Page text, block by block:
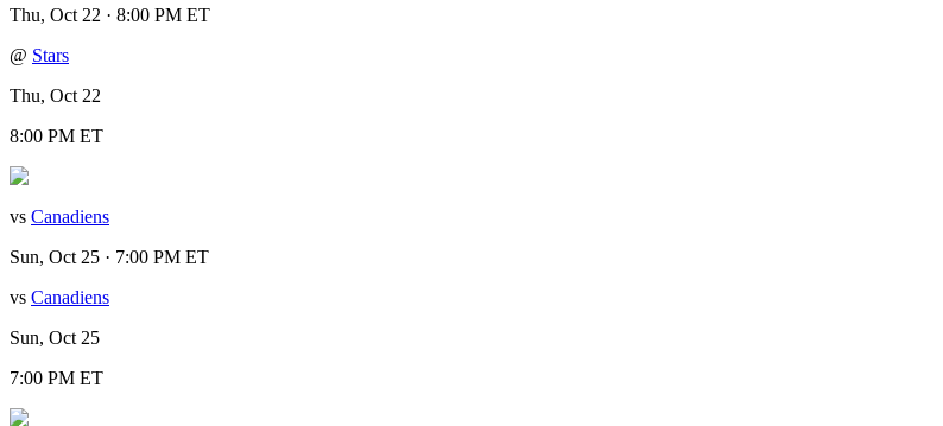
Thu, Oct 22 · 8:00 PM ET
@ Stars
Thu, Oct 22
8:00 PM ET
vs Canadiens
Sun, Oct 25 · 7:00 PM ET
vs Canadiens
Sun, Oct 25
7:00 PM ET